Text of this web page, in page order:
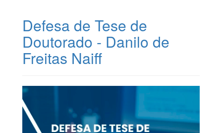
Defesa de Tese de
Doutorado - Danilo de
Freitas Naiff